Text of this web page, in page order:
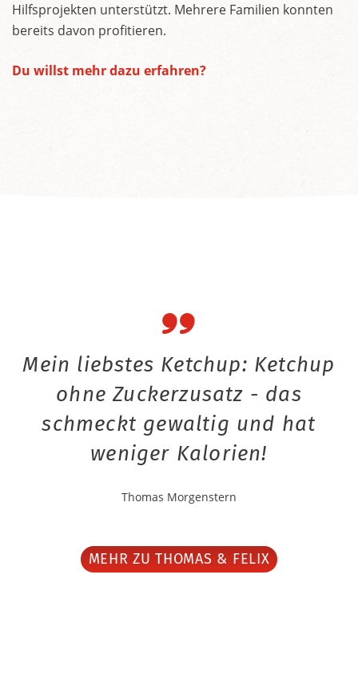
Hilfsprojekten unterstützt. Mehrere Familien konnten
bereits davon profitieren.
Du willst mehr dazu erfahren?
Mein liebstes Ketchup: Ketchup
ohne Zuckerzusatz - das
schmeckt gewaltig und hat
weniger Kalorien!
Thomas Morgenstern
MEHR ZU THOMAS & FELIX